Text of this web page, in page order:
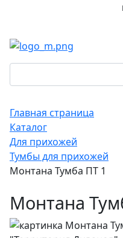
Главная страница
Каталог
Для прихожей
Тумбы для прихожей
Монтана Тумба ПТ 1
Монтана